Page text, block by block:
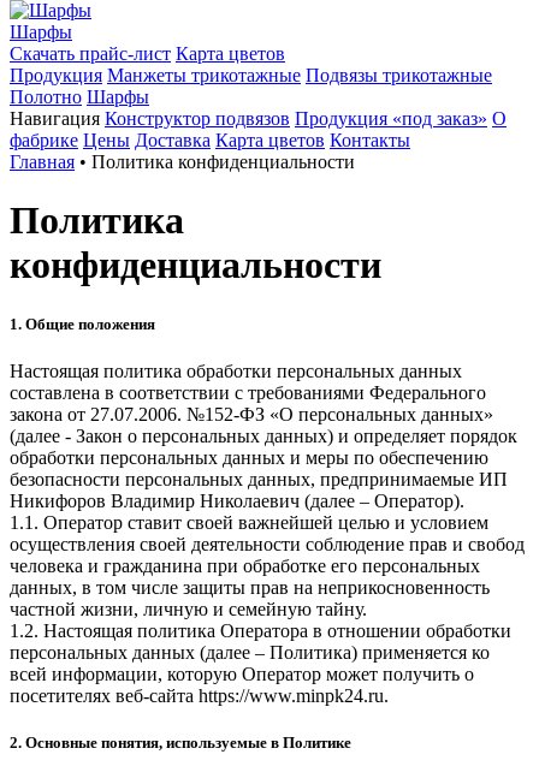
Шарфы
Скачать прайс-лист Карта цветов
Продукция Манжеты трикотажные Подвязы трикотажные
Полотно Шарфы
Навигация Конструктор подвязов Продукция «под заказ» О
фабрике Цены Доставка Карта цветов Контакты
Главная • Политика конфиденциальности
Политика
конфиденциальности
1. Общие положения
Настоящая политика обработки персональных данных
составлена в соответствии с требованиями Федерального
закона от 27.07.2006. №152-ФЗ «О персональных данных»
(далее - Закон о персональных данных) и определяет порядок
обработки персональных данных и меры по обеспечению
безопасности персональных данных, предпринимаемые ИП
Никифоров Владимир Николаевич (далее – Оператор).
1.1. Оператор ставит своей важнейшей целью и условием
осуществления своей деятельности соблюдение прав и свобод
человека и гражданина при обработке его персональных
данных, в том числе защиты прав на неприкосновенность
частной жизни, личную и семейную тайну.
1.2. Настоящая политика Оператора в отношении обработки
персональных данных (далее – Политика) применяется ко
всей информации, которую Оператор может получить о
посетителях веб-сайта https://www.minpk24.ru.
2. Основные понятия, используемые в Политике